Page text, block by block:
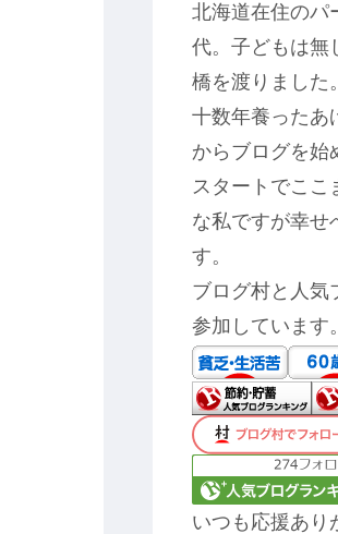
北海道在住のパ
代。子どもは無
橋を渡りました
十数年養ったあ
からブログを始
スタートでここ
な私ですが幸せ
す。
ブログ村と人気
参加しています。
いつも応援あり